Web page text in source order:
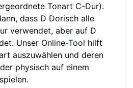
Tonart C-Dur).
dass D Dorisch alle
verwendet, aber auf D
Unser Online-Tool hilft
auszuwählen und deren
physisch auf einem